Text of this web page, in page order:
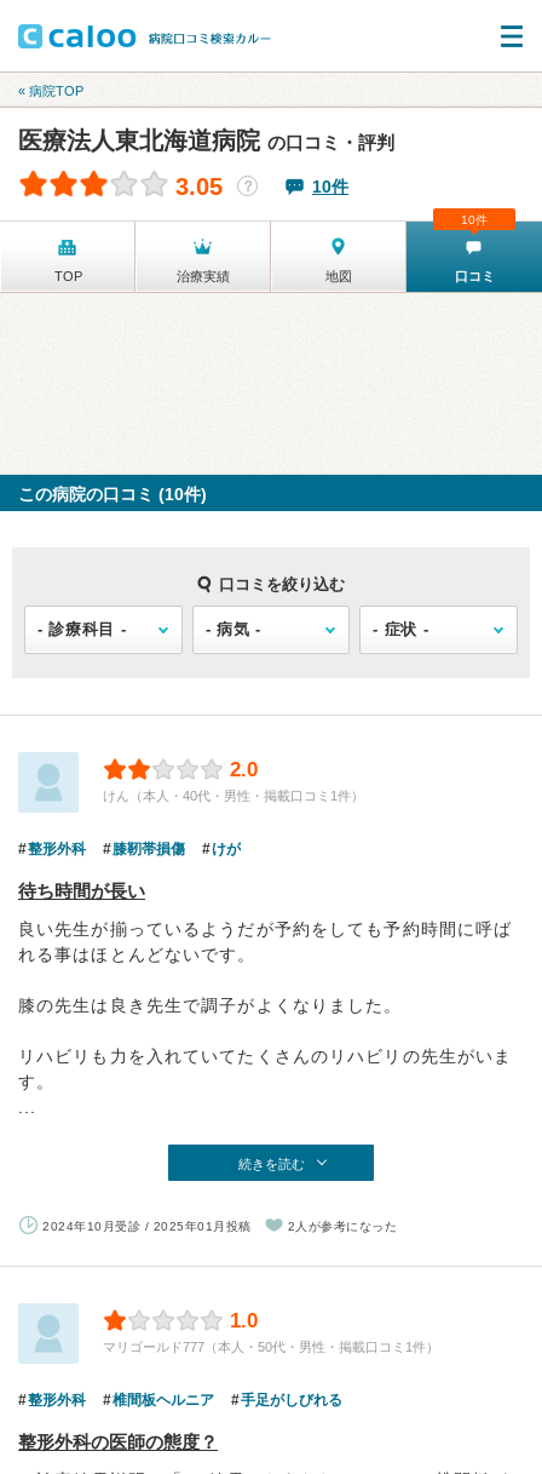
« 病院TOP
医療法人東北海道病院 の口コミ・評判
3.05 ？ 10件
TOP 治療実績 地図 口コミ
10件
この病院の口コミ (10件)
口コミを絞り込む
2.0
けん（本人・40代・男性・掲載口コミ1件）
整形外科 膝靭帯損傷 けが
待ち時間が長い
良い先生が揃っているようだが予約をしても予約時間に呼ば
れる事はほとんどないです。
膝の先生は良き先生で調子がよくなりました。
リハビリも力を入れていてたくさんのリハビリの先生がいま
す。
続きを読む
2024年10月受診 / 2025年01月投稿 2人が参考になった
1.0
マリゴールド777（本人・50代・男性・掲載口コミ1件）
整形外科 椎間板ヘルニア 手足がしびれる
整形外科の医師の態度？